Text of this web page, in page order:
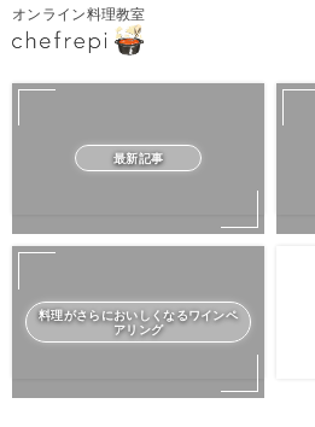
オンライン料理教室
最新記事
料理がさらにおいしくなるワインペ
アリング